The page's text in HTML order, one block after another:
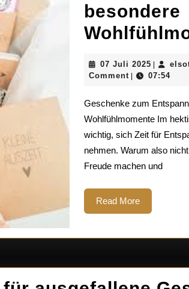
besondere
07 Juli 2025 07
Juli
Comment
07:54
Geschenke zum
Wohlfühlmomente Im
wichtig, sich Zeit für
nehmen. Warum also
Freude machen und
Read MoreRead
More